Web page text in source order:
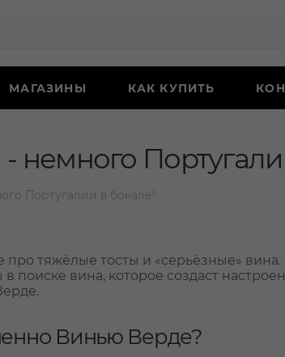
МАГАЗИНЫ КАК КУПИТЬ
немного
Португалии в бокале!
про тяжёлые тосты и «серьёзные»
в поиске вина, которое создаст
Винью Верде?